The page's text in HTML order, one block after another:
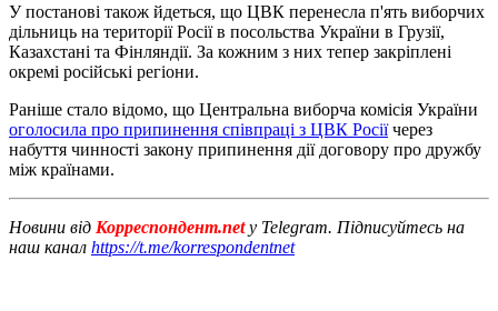
У постанові також йдеться, що ЦВК перенесла п'ять виборчих
дільниць на території Росії в посольства України в Грузії,
Казахстані та Фінляндії. За кожним з них тепер закріплені
окремі російські регіони.
Раніше стало відомо, що Центральна виборча комісія України
оголосила про припинення співпраці з ЦВК Росіїчерез
набуття чинності закону припинення дії договору про дружбу
між країнами.
Новини від Корреспондент.netу Telegram. Підписуйтесь на
наш канал https://t.me/korrespondentnet